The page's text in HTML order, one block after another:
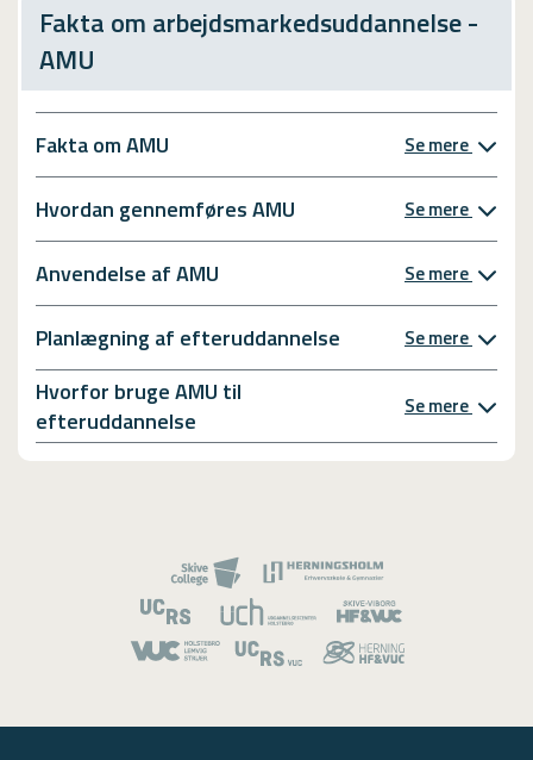
Fakta om arbejdsmarkedsuddannelse -
AMU
Fakta om AMU Se mere
Hvordan gennemføres AMU Se mere
Anvendelse af AMU Se mere
Planlægning af efteruddannelse Se mere
Hvorfor bruge AMU til
efteruddannelse
Se mere